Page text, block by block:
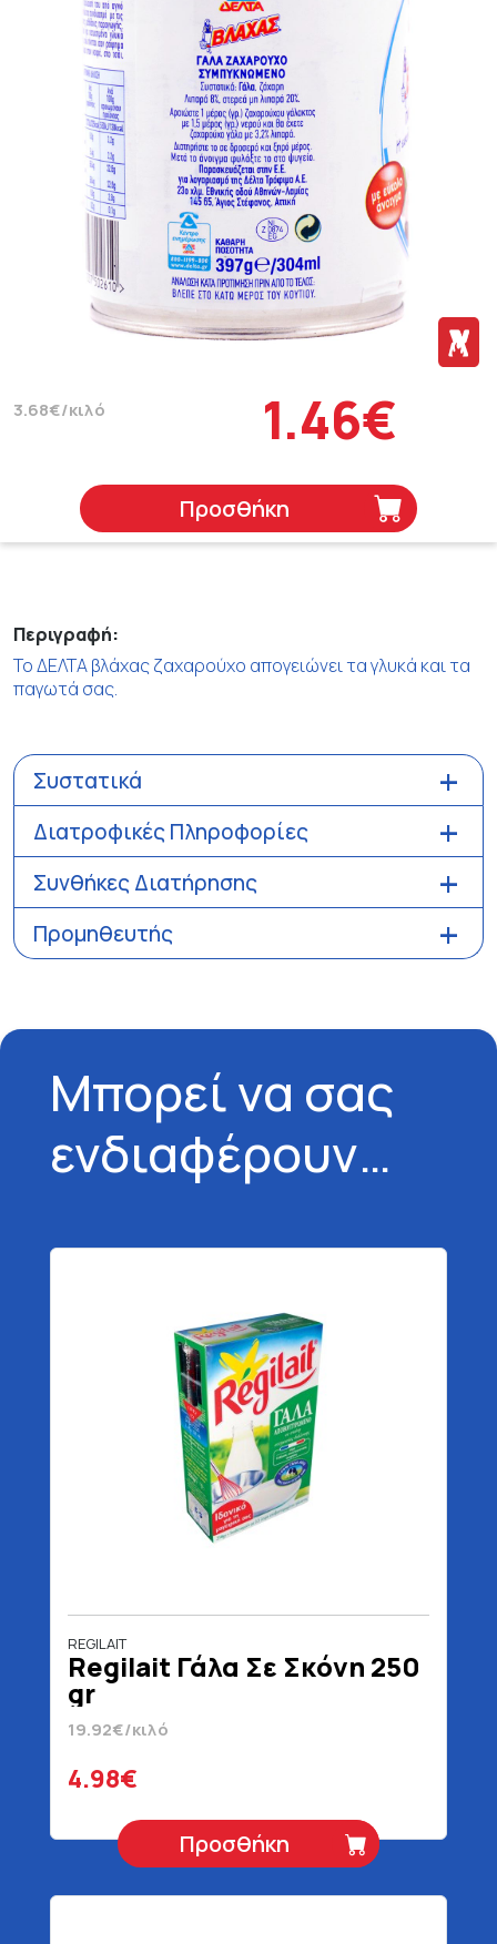
3.68€/κιλό 1.46€
Προσθήκη
Περιγραφή:
Το ΔΕΛΤΑ βλάχας ζαχαρούχο απογειώνει τα γλυκά και τα
παγωτά σας.
Συστατικά
Διατροφικές Πληροφορίες
Συνθήκες Διατήρησης
Προμηθευτής
Μπορεί να σας
ενδιαφέρουν…
REGILAIT
Regilait Γάλα Σε Σκόνη 250
gr
19.92€/κιλό
4.98€
Προσθήκη